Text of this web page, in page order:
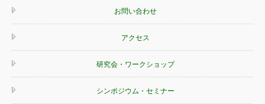
お問い合わせ
アクセス
研究会・ワークショップ
シンポジウム・セミナー